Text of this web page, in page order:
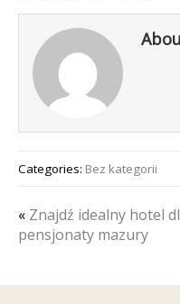
Categories: Bez kategorii
« Znajdź idealny hotel
pensjonaty mazury